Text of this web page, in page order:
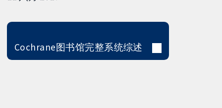
Cochrane图书馆完整系统综述